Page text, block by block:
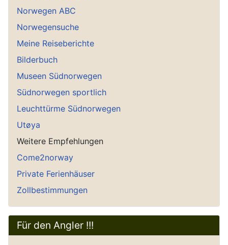
Norwegen ABC
Norwegensuche
Meine Reiseberichte
Bilderbuch
Museen Südnorwegen
Südnorwegen sportlich
Leuchttürme Südnorwegen
Utøya
Weitere Empfehlungen
Come2norway
Private Ferienhäuser
Zollbestimmungen
Für den Angler !!!